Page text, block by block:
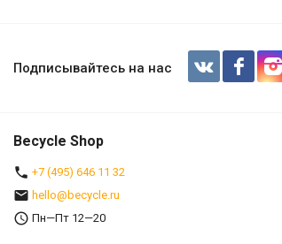
Педали Shimano
Подписывайтесь на нас
Becycle Shop
+7 (495) 646 11 32
hello@becycle.ru
Пн—Пт 12—20